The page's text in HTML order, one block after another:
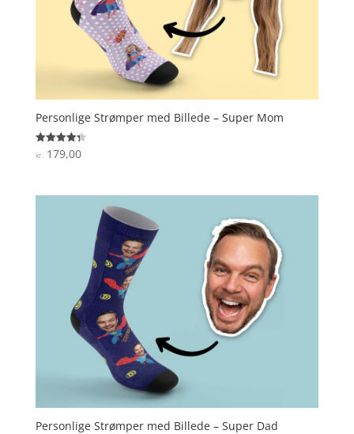
Personlige Strømper med Billede – Super Mom
Vurderet
4.3
kr.179,00
Personlige Strømper med Billede – Super Dad